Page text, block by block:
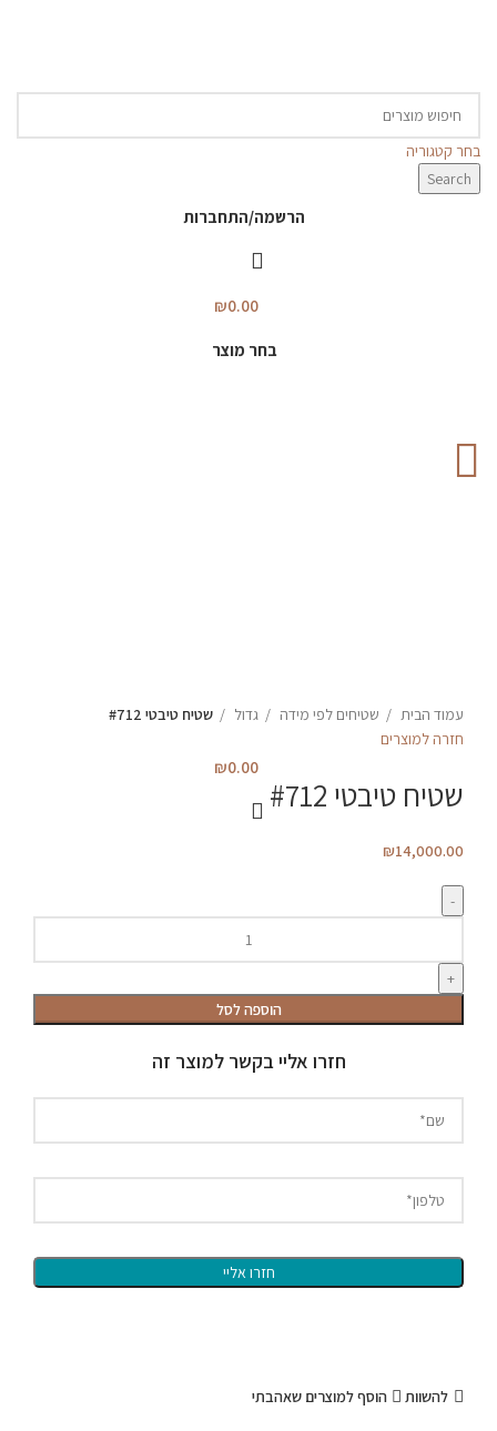
בחר קטגוריה
Search
הרשמה/התחברות
₪0.00
בחר מוצר
₪0.00
עמוד הבית שטיחים לפי מידה גדול
שטיח טיבטי #712
חזרה למוצרים
שטיח טיבטי #712
₪14,000.00
שטיח
טיבטי
#712
הוספה לסל
חזרו אליי בקשר למוצר זה
להשוות הוסף למוצרים שאהבתי